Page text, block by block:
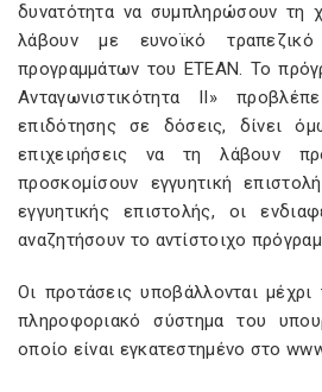
δυνατότητα να συμπληρώσουν τη
λάβουν με ευνοϊκό
προγραμμάτων του ΕΤΕΑΝ. Το
Ανταγωνιστικότητα ΙΙ»
επιδότησης σε δόσεις, δίνει
επιχειρήσεις να τη λάβουν
προσκομίσουν εγγυητική
εγγυητικής επιστολής, οι
αναζητήσουν το αντίστοιχο
Οι προτάσεις υποβάλλονται
πληροφοριακό σύστημα του
οποίο είναι εγκατεστημένο στο